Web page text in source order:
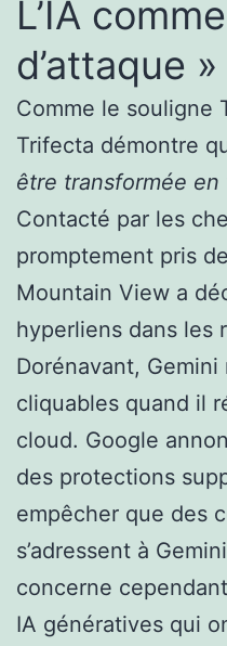
L’IA
d’attaque »
Comme le souligne
Trifecta démontre
être transformée en
Contacté par les
promptement pris
Mountain View a
hyperliens dans les
Dorénavant, Gemini
cliquables quand il
cloud. Google
des protections
empêcher que des
s’adressent à
concerne
IA génératives qui